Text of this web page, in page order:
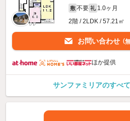
敷 不要 礼 1.0ヶ月
2階 / 2LDK / 57.21㎡
お問い合わせ （
ほか提供
サンファミリアのすべ